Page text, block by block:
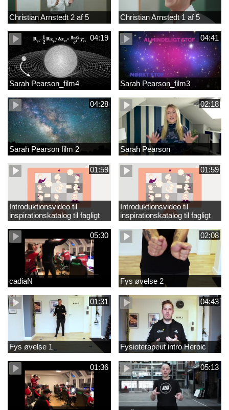
Christian Arnstedt 2 af 5 Christian Arnstedt 1 af 5
04:19
Sarah Pearson_film4
04:41
Sarah Pearson_film3
04:28
Sarah Pearson film 2
02:18
Sarah Pearson
01:59
Introduktionsvideo til
inspirationskatalog til fagligt
løft_tilrettet
01:59
Introduktionsvideo til
inspirationskatalog til fagligt
løft
05:30
cadiaN
02:08
Fys øvelse 2
01:31
Fys øvelse 1
04:43
Fysioterapeut intro Heroic
01:36 05:13